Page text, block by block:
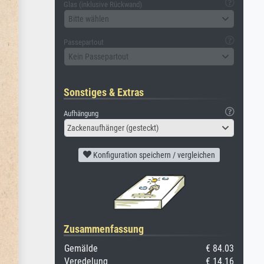
Glas (inklusive Rückwand)
Bitte wählen
Passepartout
Kein Passepartout
Sonstiges & Extras
Aufhängung
Zackenaufhänger (gesteckt)
Konfiguration speichern / vergleichen
Zusammenfassung
Gemälde
€ 84.03
Veredelung
€ 14.16